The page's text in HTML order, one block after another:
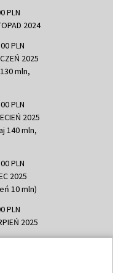
PLN
2024
PLN
2025
mln,
PLN
2025
140 mln,
PLN
2025
10 mln)
PLN
2025
PLN